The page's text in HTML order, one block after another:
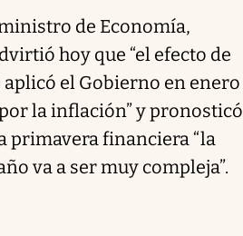
de Economía,
hoy que “el efecto de
aplicó el Gobierno en enero
la inflación” y pronosticó
primavera financiera “la
va a ser muy compleja”.